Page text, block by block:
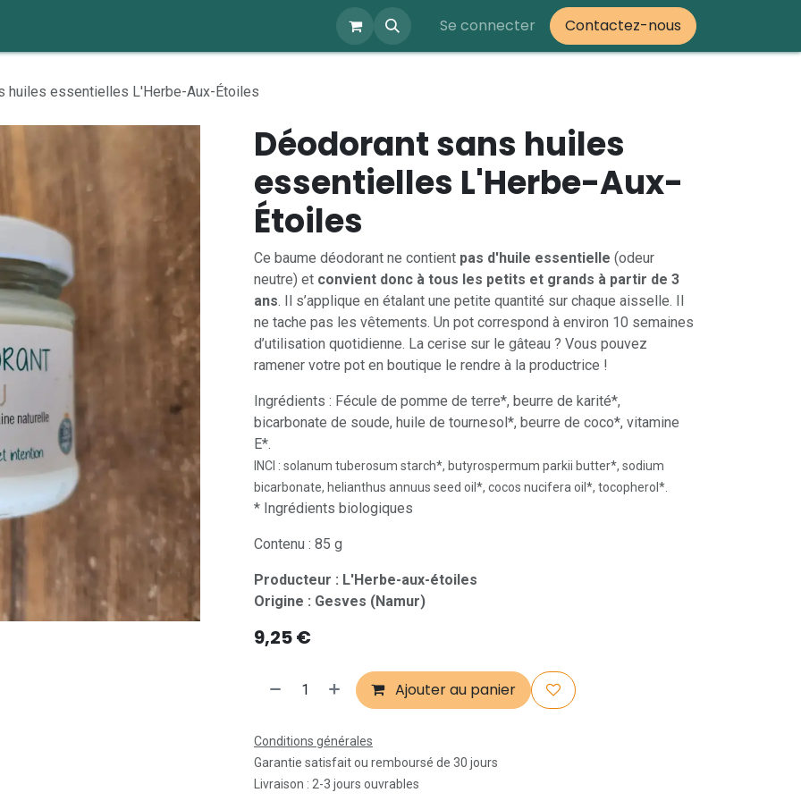
Se connecter Contactez-nous
huiles essentielles L'Herbe-Aux-Étoiles
Déodorant sans huiles
essentielles L'Herbe-Aux-
Étoiles
Ce baume déodorant ne contient pas d'huile essentielle (odeur
neutre) et convient donc à tous les petits et grands à partir de 3
ans. Il s’applique en étalant une petite quantité sur chaque aisselle. Il
ne tache pas les vêtements. Un pot correspond à environ 10 semaines
d’utilisation quotidienne. La cerise sur le gâteau ? Vous pouvez
ramener votre pot en boutique le rendre à la productrice !
Ingrédients : Fécule de pomme de terre*, beurre de karité*,
bicarbonate de soude, huile de tournesol*, beurre de coco*, vitamine
E*.
INCI : solanum tuberosum starch*, butyrospermum parkii butter*, sodium
bicarbonate, helianthus annuus seed oil*, cocos nucifera oil*, tocopherol*.
* Ingrédients biologiques
Contenu : 85 g
Producteur : L'Herbe-aux-étoiles
Origine : Gesves (Namur)
9,25€
Ajouter au panier
Conditions générales
Garantie satisfait ou remboursé de 30 jours
Livraison : 2-3 jours ouvrables